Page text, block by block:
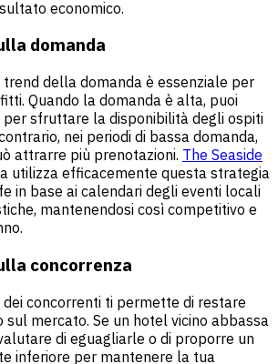
economico.
domanda
della domanda è essenziale per
Quando la domanda è alta, puoi
per sfruttare la disponibilità degli ospiti
nei periodi di bassa domanda,
attrarre più prenotazioni. The Seaside
utilizza efficacemente questa strategia
in base ai calendari degli eventi locali
mantenendosi così competitivo e
concorrenza
concorrenti ti permette di restare
mercato. Se un hotel vicino abbassa
di eguagliarle o di proporre un
inferiore per mantenere la tua